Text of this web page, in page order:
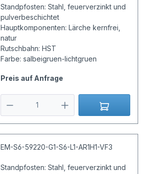
Standpfosten: Stahl, feuerverzinkt und
pulverbeschichtet
Hauptkomponenten: Lärche kernfrei,
natur
Rutschbahn: HST
Farbe: salbeigruen-lichtgruen
Preis auf Anfrage
EM-S6-59220-G1-S6-L1-AR1H1-VF3
Standpfosten: Stahl, feuerverzinkt und